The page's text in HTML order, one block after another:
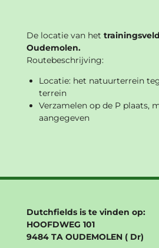
De locatie van het
Oudemolen.
Routebeschrijving:
Locatie: het natuurterrein
terrein
Verzamelen op de P plaats,
aangegeven
Dutchfields is te vinden op:
HOOFDWEG 101
9484 TA OUDEMOLEN ( Dr)